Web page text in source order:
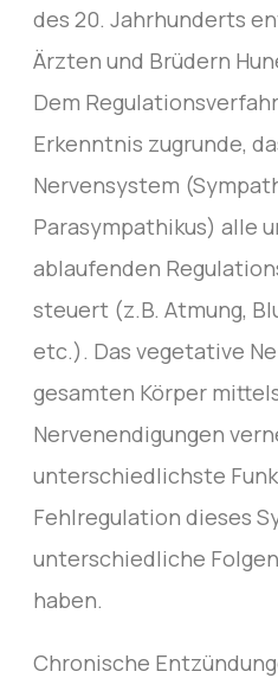
des 20. Jahrhunderts
Ärzten und Brüdern
Dem
Erkenntnis zugrunde,
Nervensystem
Parasympathikus) alle
ablaufenden
steuert (z.B. Atmung,
etc.). Das vegetative
gesamten Körper
Nervenendigungen
unterschiedlichste
Fehlregulation dieses
unterschiedliche
haben.
Chronische